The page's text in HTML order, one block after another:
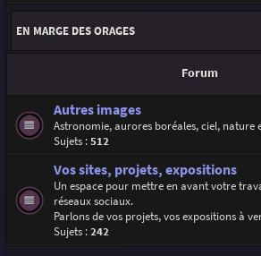
EN MARGE DES ORAGES
Forum
Autres images
Astronomie, aurores boréales, ciel, nature
Sujets :512
Vos sites, projets, expositions
Un espace pour mettre en avant votre
réseaux sociaux.
Parlons de vos projets, vos expositions à
Sujets :242